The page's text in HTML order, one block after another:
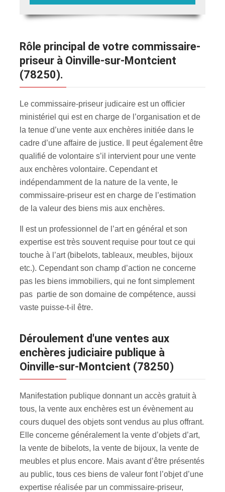
Rôle principal de votre commissaire-
priseur à Oinville-sur-Montcient
(78250).
Le commissaire-priseur judicaire est un officier
ministériel qui est en charge de l’organisation et de
la tenue d’une vente aux enchères initiée dans le
cadre d’une affaire de justice. Il peut également être
qualifié de volontaire s’il intervient pour une vente
aux enchères volontaire. Cependant et
indépendamment de la nature de la vente, le
commissaire-priseur est en charge de l’estimation
de la valeur des biens mis aux enchères.
Il est un professionnel de l’art en général et son
expertise est très souvent requise pour tout ce qui
touche à l’art (bibelots, tableaux, meubles, bijoux
etc.). Cependant son champ d’action ne concerne
pas les biens immobiliers, qui ne font simplement
pas partie de son domaine de compétence, aussi
vaste puisse-t-il être.
Déroulement d'une ventes aux
enchères judiciaire publique à
Oinville-sur-Montcient (78250)
Manifestation publique donnant un accès gratuit à
tous, la vente aux enchères est un évènement au
cours duquel des objets sont vendus au plus offrant.
Elle concerne généralement la vente d’objets d’art,
la vente de bibelots, la vente de bijoux, la vente de
meubles et plus encore. Mais avant d’être présentés
au public, tous ces biens de valeur font l’objet d’une
expertise réalisée par un commissaire-priseur,